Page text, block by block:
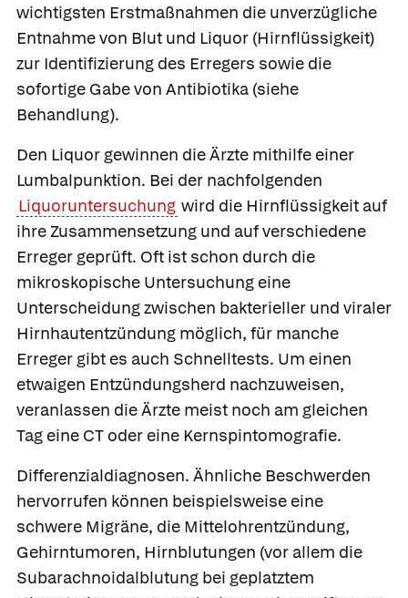
wichtigsten Erstmaßnahmen die unverzügliche
Entnahme von Blut und Liquor (Hirnflüssigkeit)
zur Identifizierung des Erregers sowie die
sofortige Gabe von Antibiotika (siehe
Behandlung).
Den Liquor gewinnen die Ärzte mithilfe einer
Lumbalpunktion. Bei der nachfolgenden
Liquoruntersuchung wird die Hirnflüssigkeit auf
ihre Zusammensetzung und auf verschiedene
Erreger geprüft. Oft ist schon durch die
mikroskopische Untersuchung eine
Unterscheidung zwischen bakterieller und viraler
Hirnhautentzündung möglich, für manche
Erreger gibt es auch Schnelltests. Um einen
etwaigen Entzündungsherd nachzuweisen,
veranlassen die Ärzte meist noch am gleichen
Tag eine CT oder eine Kernspintomografie.
Differenzialdiagnosen. Ähnliche Beschwerden
hervorrufen können beispielsweise eine
schwere Migräne, die Mittelohrentzündung,
Gehirntumoren, Hirnblutungen (vor allem die
Subarachnoidalblutung bei geplatztem